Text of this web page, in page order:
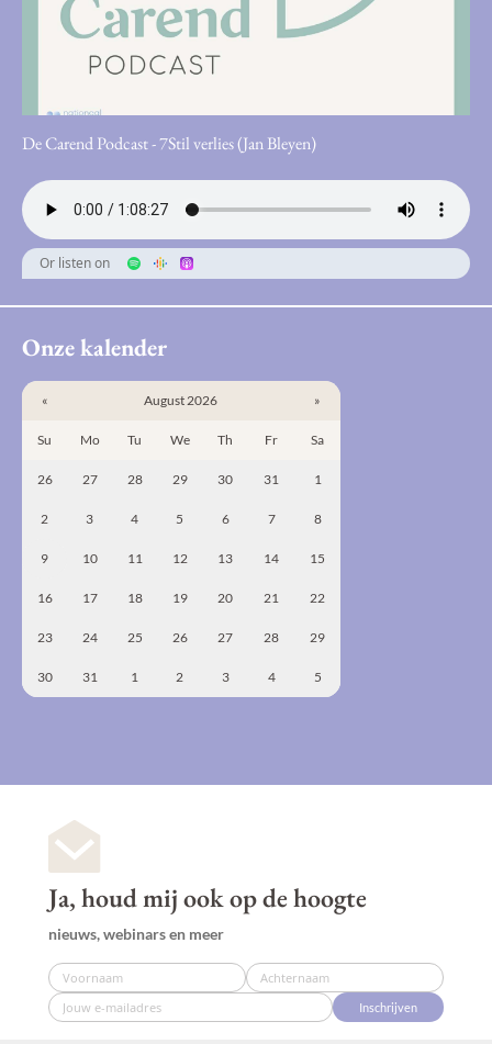
De Carend Podcast - 7Stil verlies (Jan Bleyen)
Or listen on
Onze kalender
« August 2026 »
Su Mo Tu We Th Fr Sa
26 27 28 29 30 31 1
2 3 4 5 6 7 8
9 10 11 12 13 14 15
16 17 18 19 20 21 22
23 24 25 26 27 28 29
30 31 1 2 3 4 5
Ja, houd mij ook op de hoogte
nieuws, webinars en meer
Inschrijven